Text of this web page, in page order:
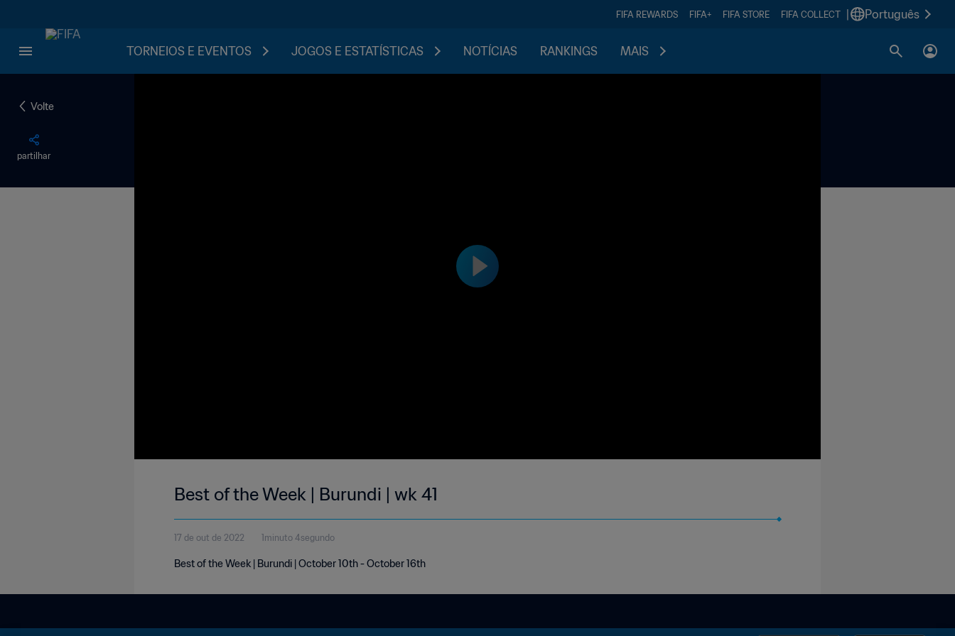
FIFA REWARDS FIFA+ FIFA STORE FIFA COLLECT Português
TORNEIOS E EVENTOS JOGOS E ESTATÍSTICAS NOTÍCIAS RANKINGS MAIS
Volte
partilhar
Best of the Week | Burundi | wk 41
17 de out de 2022 1minuto 4segundo
Best of the Week | Burundi | October 10th - October 16th